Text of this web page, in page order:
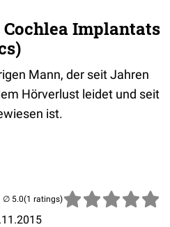
Implantats
Mann, der seit Jahren
Hörverlust leidet und seit
ist.
(1 ratings)